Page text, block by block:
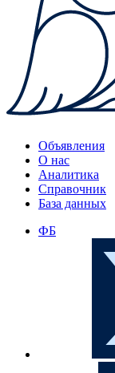
Объявления
О нас
Аналитика
Справочник
База данных
ФБ